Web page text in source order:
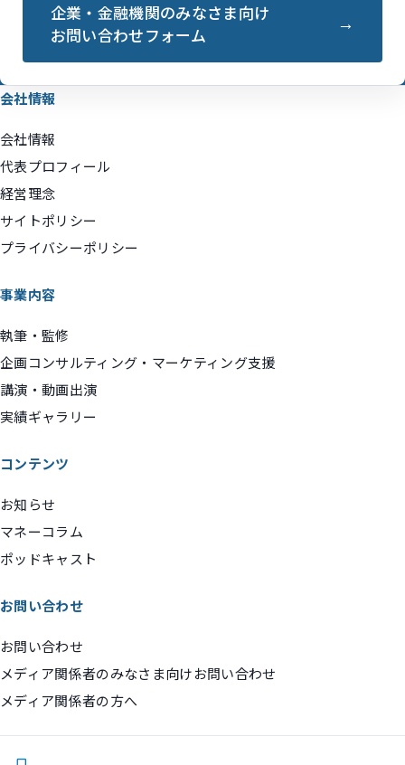
企業・金融機関のみなさま向け
お問い合わせフォーム
会社情報
会社情報
代表プロフィール
経営理念
サイトポリシー
プライバシーポリシー
事業内容
執筆・監修
企画コンサルティング・マーケティング支援
講演・動画出演
実績ギャラリー
コンテンツ
お知らせ
マネーコラム
ポッドキャスト
お問い合わせ
お問い合わせ
メディア関係者のみなさま向けお問い合わせ
メディア関係者の方へ